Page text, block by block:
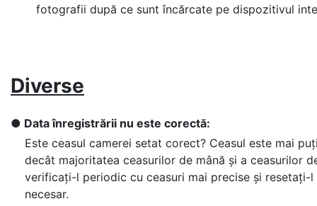
fotografii după ce sunt încărcate pe dispozitivul
Diverse
Data înregistrării nu este corectă:
Este ceasul camerei setat corect? Ceasul este mai
decât majoritatea ceasurilor de mână și a ceasurilor
verificați-l periodic cu ceasuri mai precise și resetați-l
necesar.